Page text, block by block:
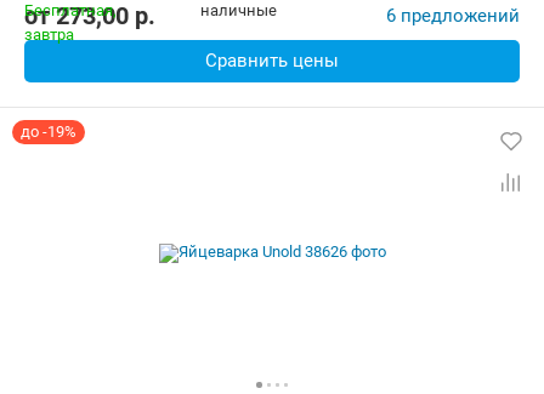
от273,00 p. 6 предложений
Сравнить цены
до -19%